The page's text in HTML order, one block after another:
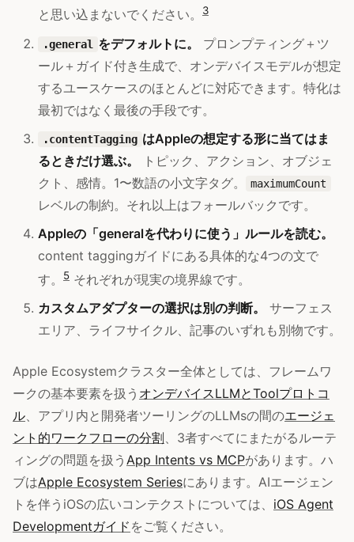
と思い込まないでください。
3
.general をデフォルトに。
プロンプティング＋ツ
ール＋ガイド付き生成で、オンデバイスモデルが想定
するユースケースのほとんどに対応できます。特化は
最初ではなく最後の手段です。
.contentTagging はAppleの想定する形に当てはま
るときだけ選ぶ。
トピック、アクション、オブジェ
クト、感情。1〜数語の小文字タグ。
maximumCount
レベルの制約。それ以上はフォールバックです。
Appleの「generalを代わりに使う」ルールを読む。
content taggingガイドにある具体的な4つの文で
す。
5 それぞれが現実の境界線です。
カスタムアダプターの選択は別の判断。
サーフェス
エリア、ライフサイクル、記事のいずれも別物です。
Apple Ecosystemクラスター全体としては、フレームワ
ークの基本要素を扱う オンデバイスLLMとToolプロトコ
ル 、アプリ内と開発者ツーリングのLLMsの間のエージェ
ント的ワークフローの分割 、3者すべてにまたがるルーテ
ィングの問題を扱う App Intents vs MCPがあります。ハ
ブはApple Ecosystem Seriesにあります。AIエージェン
トを伴うiOSの広いコンテクストについては、 iOS Agent
Developmentガイド をご覧ください。